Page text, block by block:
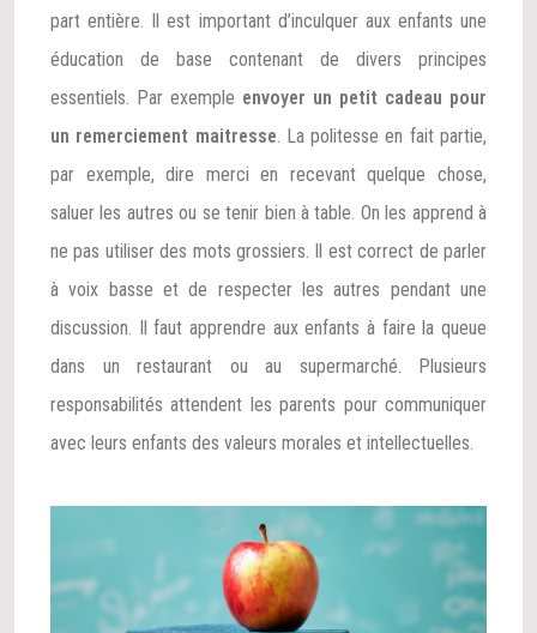
part entière. Il est important d’inculquer aux enfants une
éducation de base contenant de divers principes
essentiels. Par exemple envoyer un petit cadeau pour
un remerciement maitresse. La politesse en fait partie,
par exemple, dire merci en recevant quelque chose,
saluer les autres ou se tenir bien à table. On les apprend à
ne pas utiliser des mots grossiers. Il est correct de parler
à voix basse et de respecter les autres pendant une
discussion. Il faut apprendre aux enfants à faire la queue
dans un restaurant ou au supermarché. Plusieurs
responsabilités attendent les parents pour communiquer
avec leurs enfants des valeurs morales et intellectuelles.